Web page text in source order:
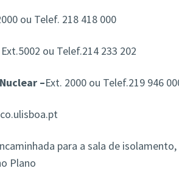
ou Telef. 218 418 000
Ext.5002 ou Telef.214 233 202
–Ext. 2000 ou Telef.219 946
para a sala de
Plano